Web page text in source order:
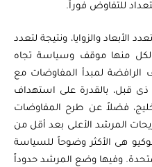
للتفاوض فوراً.
الأبعاد والزوايا، ونتيجة لتعدد
ولكل منها موقف وسياسة تجاه
الرافضة لمبدأ المفاوضات مع
قبل، بالقدرة على استهداف
فضلاً عن طرح المفاوضات
المرشد الأعلى بعد أقل من
هى الأكثر وضوحاً للسياسة
وفيها وضع المرشد حدوداً